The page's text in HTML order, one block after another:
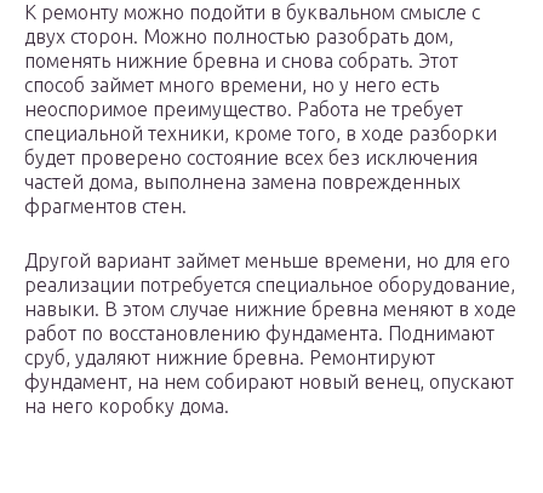
К ремонту можно подойти в буквальном смысле с
двух сторон. Можно полностью разобрать дом,
поменять нижние бревна и снова собрать. Этот
способ займет много времени, но у него есть
неоспоримое преимущество. Работа не требует
специальной техники, кроме того, в ходе разборки
будет проверено состояние всех без исключения
частей дома, выполнена замена поврежденных
фрагментов стен.
Другой вариант займет меньше времени, но для его
реализации потребуется специальное оборудование,
навыки. В этом случае нижние бревна меняют в ходе
работ по восстановлению фундамента. Поднимают
сруб, удаляют нижние бревна. Ремонтируют
фундамент, на нем собирают новый венец, опускают
на него коробку дома.